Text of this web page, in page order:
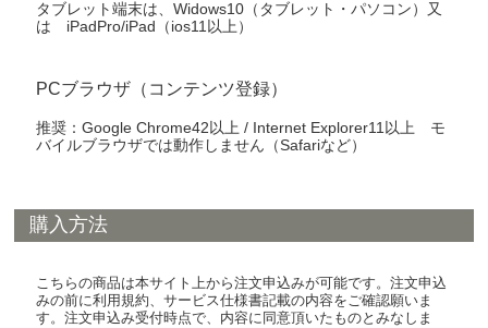
タブレット端末は、Widows10（タブレット・パソコン）又
は iPadPro/iPad（ios11以上）
PCブラウザ（コンテンツ登録）
推奨：Google Chrome42以上 / Internet Explorer11以上 モ
バイルブラウザでは動作しません（Safariなど）
購入方法
こちらの商品は本サイト上から注文申込みが可能です。注文申込
みの前に利用規約、サービス仕様書記載の内容をご確認願いま
す。注文申込み受付時点で、内容に同意頂いたものとみなしま